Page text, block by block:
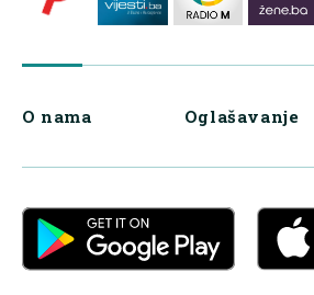
O nama Oglašavanje